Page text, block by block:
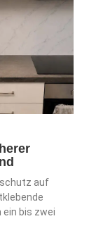
auf
ein bis zwei